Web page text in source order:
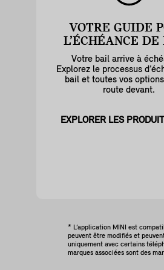
VOTRE GUIDE
L’ÉCHÉANCE
Votre bail arrive à
Explorez le processus
bail et toutes vos
route devant.
EXPLORER LES
* L’application MINI est
peuvent être modifiés et
uniquement avec certains
marques associées sont des